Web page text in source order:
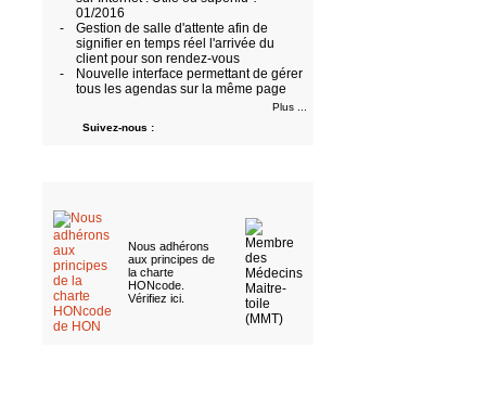
01/2016
-
Gestion de salle d'attente afin de
signifier en temps réel l'arrivée du
client pour son rendez-vous
-
Nouvelle interface permettant de gérer
tous les agendas sur la même page
Plus ...
Suivez-nous :
Nous adhérons
aux principes de
la charte
HONcode.
Vérifiez ici.